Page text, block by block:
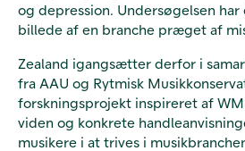
og depression. Undersøgelsen
billede af en branche præget af
Zealand igangsætter derfor i
fra AAU og Rytmisk
forskningsprojekt inspireret af
viden og konkrete
musikere i at trives i